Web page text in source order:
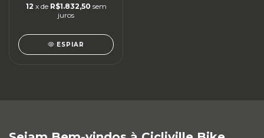
12 x de R$1.832,50 sem
juros
ESPIAR